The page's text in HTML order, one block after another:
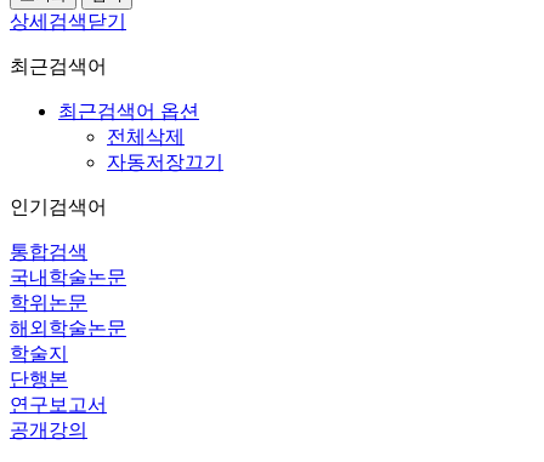
상세검색닫기
최근검색어
최근검색어 옵션
전체삭제
자동저장끄기
인기검색어
통합검색
국내학술논문
학위논문
해외학술논문
학술지
단행본
연구보고서
공개강의